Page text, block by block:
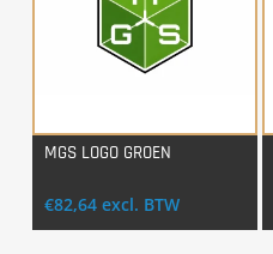
MGS LOGO GROEN
€82,64 excl. BTW